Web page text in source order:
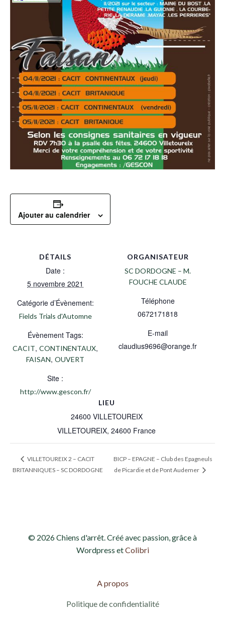
Ajouter au calendrier
DÉTAILS
Date :
5 novembre 2021
Catégorie d’Évènement:
Fields Trials d'Automne
Évènement Tags:
CACIT, CONTINENTAUX,
FAISAN, OUVERT
Site :
http://www.gescon.fr/
LIEU
24600 VILLETOUREIX
VILLETOUREIX, 24600 France
ORGANISATEUR
SC DORDOGNE – M.
FOUCHE CLAUDE
Téléphone
0672171818
E-mail
claudius9696@orange.fr
VILLETOUREIX 2 – CACIT
BRITANNIQUES – SC DORDOGNE
BICP – EPAGNE – Club des Epagneuls
de Picardie et de Pont Audemer
© 2026 Chiens d'arrêt. Créé avec passion, grâce à
Wordpress etColibri
A propos
Politique de confidentialité